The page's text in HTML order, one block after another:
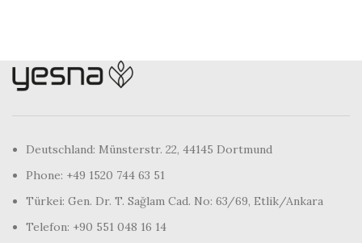
Deutschland: Münsterstr. 22, 44145 Dortmund
Phone: +49 1520 744 63 51
Türkei: Gen. Dr. T. Sağlam Cad. No: 63/69, Etlik/Ankara
Telefon: +90 551 048 16 14